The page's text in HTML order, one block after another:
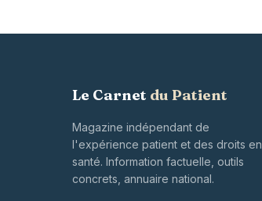
Le Carnet du Patient
Magazine indépendant de
l'expérience patient et des droits en
santé. Information factuelle, outils
concrets, annuaire national.